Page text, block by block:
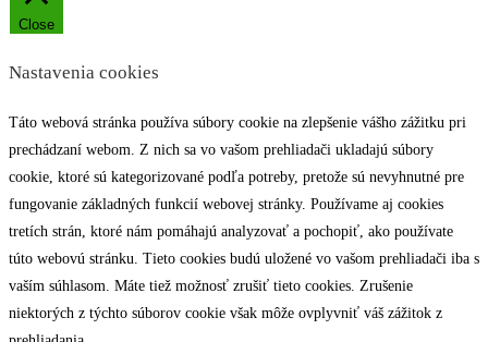
Close
Nastavenia cookies
Táto webová stránka používa súbory cookie na zlepšenie vášho zážitku pri
prechádzaní webom. Z nich sa vo vašom prehliadači ukladajú súbory
cookie, ktoré sú kategorizované podľa potreby, pretože sú nevyhnutné pre
fungovanie základných funkcií webovej stránky. Používame aj cookies
tretích strán, ktoré nám pomáhajú analyzovať a pochopiť, ako používate
túto webovú stránku. Tieto cookies budú uložené vo vašom prehliadači iba s
vaším súhlasom. Máte tiež možnosť zrušiť tieto cookies. Zrušenie
niektorých z týchto súborov cookie však môže ovplyvniť váš zážitok z